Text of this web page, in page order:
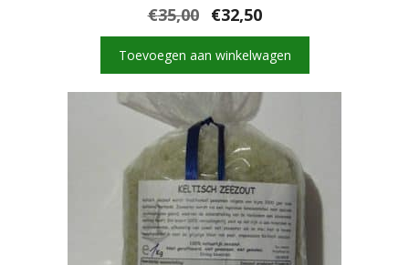
€35,00
Oorspronkelijke
prijs
€35,00.
€32,50Huidige
€32,50.
Toevoegen aan winkelwagen